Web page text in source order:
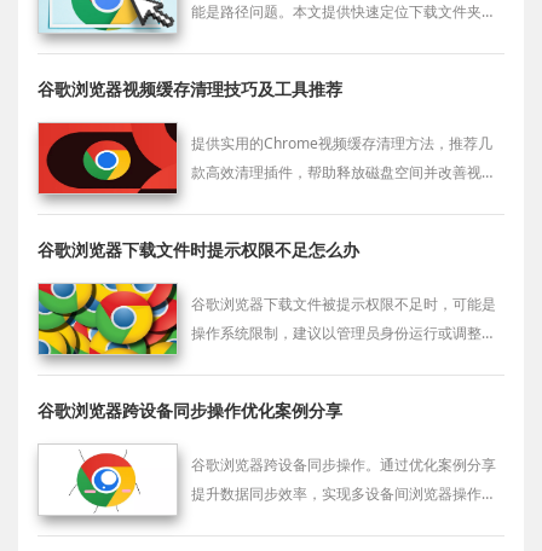
能是路径问题。本文提供快速定位下载文件夹的
谷歌浏览器视频缓存清理技巧及工具推荐
提供实用的Chrome视频缓存清理方法，推荐几
款高效清理插件，帮助释放磁盘空间并改善视频
谷歌浏览器下载文件时提示权限不足怎么办
谷歌浏览器下载文件被提示权限不足时，可能是
操作系统限制，建议以管理员身份运行或调整文
谷歌浏览器跨设备同步操作优化案例分享
谷歌浏览器跨设备同步操作。通过优化案例分享
提升数据同步效率，实现多设备间浏览器操作高